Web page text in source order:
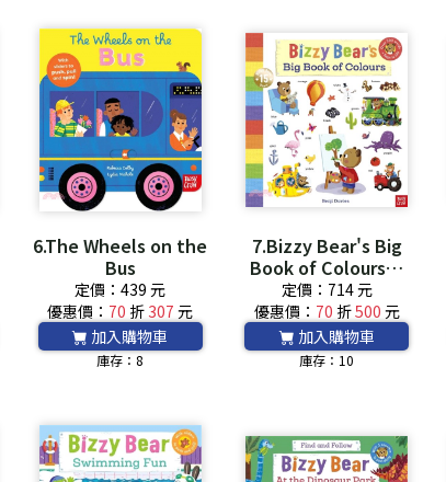
6.The Wheels on the
Bus
定價：439 元
優惠價： 70 折 307 元
加入購物車
庫存：8
7.Bizzy Bear's Big
Book of Colours：
with over 300
colourful words to
read and learn!
定價：714 元
優惠價： 70 折500 元
加入購物車
庫存：10